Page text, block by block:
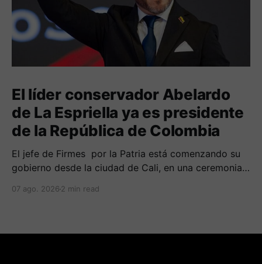
El líder conservador Abelardo
de La Espriella ya es presidente
de la República de Colombia
El jefe de Firmes por la Patria está comenzando su
gobierno desde la ciudad de Cali, en una ceremonia
gobiernos conservadores.
07 ago. 2026 2 min read